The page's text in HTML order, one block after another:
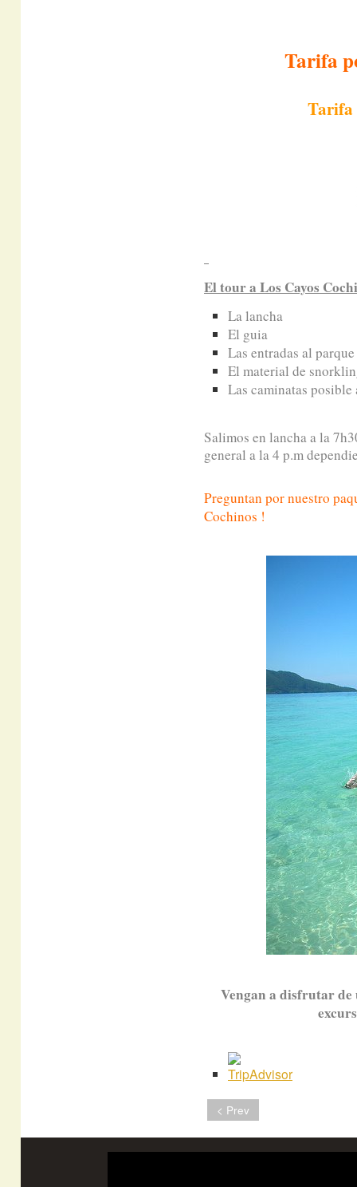
Tarifa
Tarifa
El tour a Los Cayos
La lancha
El guia
Las entradas al
El material de
Las caminatas posible
Salimos en lancha a la
general a la 4 p.m
Preguntan por nuestro
Cochinos !
Vengan a disfrutar
< Prev